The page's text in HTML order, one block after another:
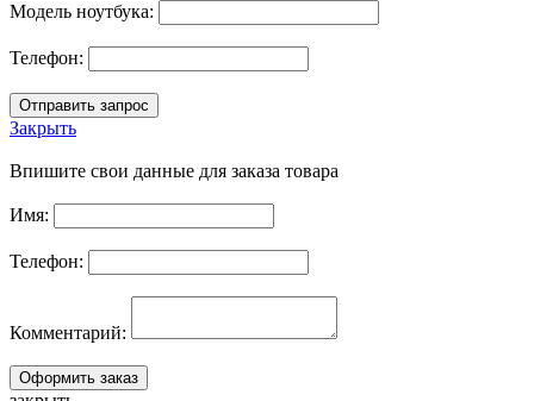
Модель ноутбука:
Телефон:
Закрыть
Впишите свои данные для заказа товара
Имя:
Телефон:
Комментарий: